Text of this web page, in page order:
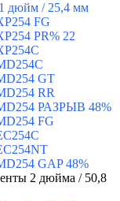
дюйм / 25,4 мм
FG
PR% 22
GT
RR
РАЗРЫВ 48%
FG
GAP 48%
2 дюйма / 50,8